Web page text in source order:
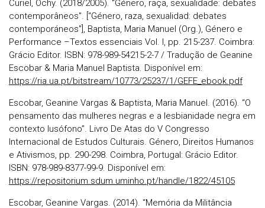
Curiel, Ochy. (2018/2005). "Género, raça, sexualidade: debates
contemporâneos". ["Género, raza, sexualidad: debates
contemporáneos"], Baptista, Maria Manuel (Org.), Género e
Performance –Textos essenciais Vol. I, pp. 215-237. Coimbra:
Grácio Editor. ISBN: 978-989-54215-2-7 / Tradução de Geanine
Escobar & Maria Manuel Baptista. Disponível em:
https://ria.ua.pt/bitstream/10773/25237/1/GEFE_ebook.pdf
Escobar, Geanine Vargas & Baptista, Maria Manuel. (2016). “O
pensamento das mulheres negras e a lesbianidade negra em
contexto lusófono”. Livro De Atas do V Congresso
Internacional de Estudos Culturais. Género, Direitos Humanos
e Ativismos, pp. 290-298. Coimbra, Portugal: Grácio Editor.
ISBN: 978-989-8377-99-9. Disponível em:
https://repositorium.sdum.uminho.pt/handle/1822/45105
Escobar, Geanine Vargas. (2014). “Memória da Militância